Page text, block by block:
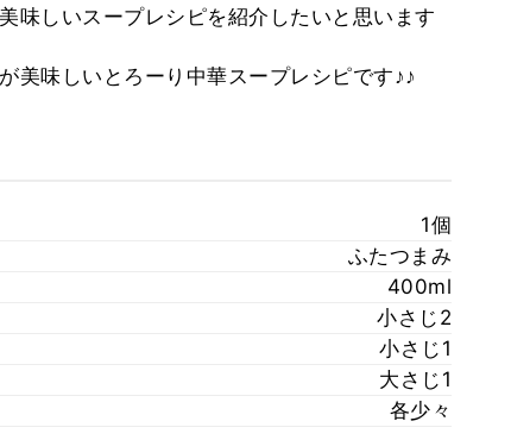
味しいスープレシピを紹介したいと思います
美味しいとろーり中華スープレシピです♪♪
1個
ふたつまみ
400ml
小さじ2
小さじ1
大さじ1
各少々